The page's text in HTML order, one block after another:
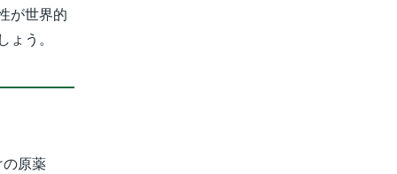
が世界的
う。
原薬